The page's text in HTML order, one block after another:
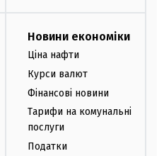
Новини економіки
Ціна нафти
Курси валют
Фінансові новини
Тарифи на комунальні
послуги
Податки